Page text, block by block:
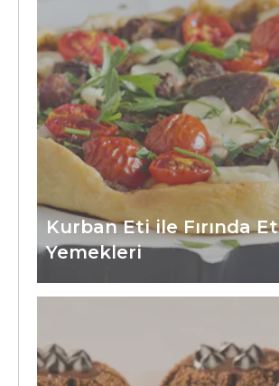
Kurban Eti ile Fırında Et
Yemekleri